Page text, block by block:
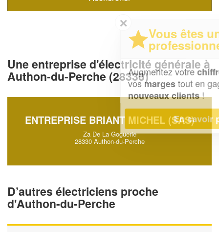
Une entreprise d'électricité générale à
Authon-du-Perche (28330)
ENTREPRISE BRIANT MICHEL (SAS)
Za De La Goguerie
28330 Authon-du-Perche
D’autres électriciens proche
d'Authon-du-Perche
Vous êtes un
professionnel ?
Augmentez votrechiffre d'affaireset
vosmarges tout en gagnant de
nouveaux clients!
En savoir plus